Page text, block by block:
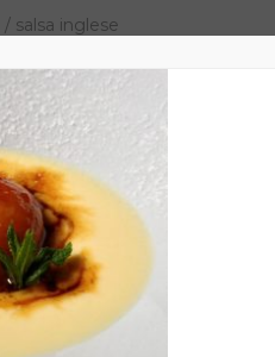
/ salsa inglese